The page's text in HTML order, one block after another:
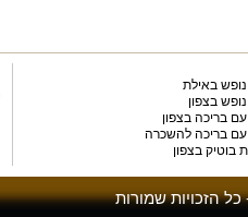
נופש באילת
נופש בצפון
עם בריכה בצפון
עם בריכה להשכרה
בוטיק בצפון